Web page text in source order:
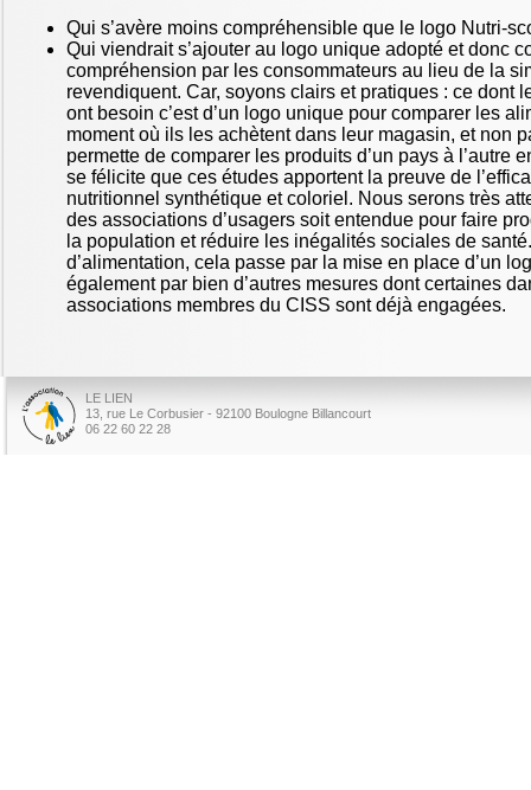
Qui s’avère moins compréhensible que le logo Nutri-
Qui viendrait s’ajouter au logo unique adopté et donc
compréhension par les consommateurs au lieu de la
revendiquent. Car, soyons clairs et pratiques : ce dont
ont besoin c’est d’un logo unique pour comparer les
moment où ils les achètent dans leur magasin, et non
permette de comparer les produits d’un pays à l’autre
se félicite que ces études apportent la preuve de
nutritionnel synthétique et coloriel. Nous serons très
des associations d’usagers soit entendue pour faire
la population et réduire les inégalités sociales de
d’alimentation, cela passe par la mise en place d’un
également par bien d’autres mesures dont certaines
associations membres du CISS sont déjà engagées.
LE LIEN
13, rue Le Corbusier - 92100 Boulogne Billancourt
06 22 60 22 28